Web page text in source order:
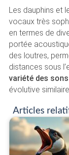
Les dauphins et
vocaux très
en termes de
portée
des loutres,
distances sous
variété des
évolutive
Articles